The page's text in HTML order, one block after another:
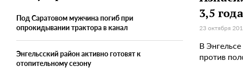
Под Саратовом мужчина погиб при
опрокидывании трактора в канал
Энгельсский район активно готовят к
отопительному сезону
3,5
23 октября
В
против